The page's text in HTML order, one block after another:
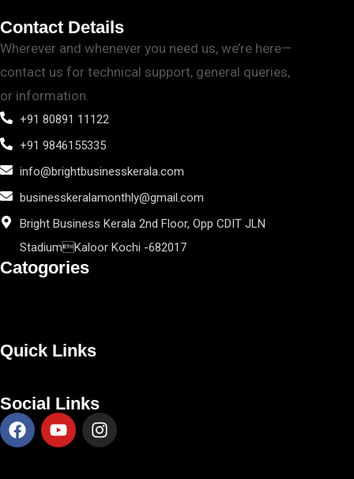
Contact Details
Wherever and whenever you need us, we’re here—
contact us for technical support, general queries,
or information.
+91 80891 11122
+91 9846155335
info@brightbusinesskerala.com
businesskeralamonthly@gmail.com
Bright Business Kerala 2nd Floor, Opp CDIT JLN
StadiumKaloor Kochi -682017
Catogories
Quick Links
Social Links